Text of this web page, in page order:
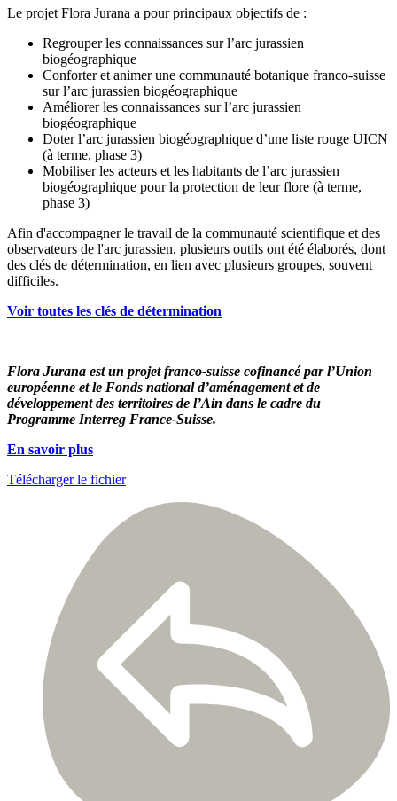
Le projet Flora Jurana a pour principaux objectifs de :
Regrouper les connaissances sur l’arc jurassien
biogéographique
Conforter et animer une communauté botanique franco-suisse
sur l’arc jurassien biogéographique
Améliorer les connaissances sur l’arc jurassien
biogéographique
Doter l’arc jurassien biogéographique d’une liste rouge UICN
(à terme, phase 3)
Mobiliser les acteurs et les habitants de l’arc jurassien
biogéographique pour la protection de leur flore (à terme,
phase 3)
Afin d'accompagner le travail de la communauté scientifique et des
observateurs de l'arc jurassien, plusieurs outils ont été élaborés, dont
des clés de détermination, en lien avec plusieurs groupes, souvent
difficiles.
Voir toutes les clés de détermination
Flora Jurana est un projet franco-suisse cofinancé par l’Union
européenne et le Fonds national d’aménagement et de
développement des territoires de l’Ain dans le cadre du
Programme Interreg France-Suisse.
En savoir plus
Télécharger le fichier